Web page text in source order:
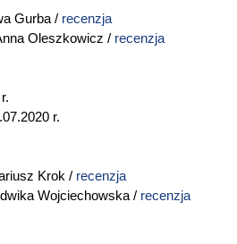
Gurba / recenzja
Oleszkowicz / recenzja
r.
Krok / recenzja
Wojciechowska / recenzja